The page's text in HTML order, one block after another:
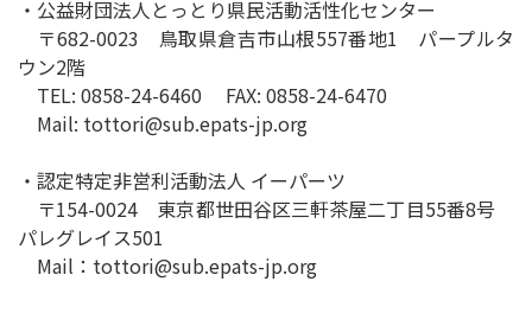
・公益財団法人とっとり県民活動活性化センター
〒682-0023 鳥取県倉吉市山根557番地1 パープルタ
ウン2階
TEL: 0858-24-6460 FAX: 0858-24-6470
Mail: tottori@sub.epats-jp.org
・認定特定非営利活動法人 イーパーツ
〒154-0024 東京都世田谷区三軒茶屋二丁目55番8号
パレグレイス501
Mail：tottori@sub.epats-jp.org